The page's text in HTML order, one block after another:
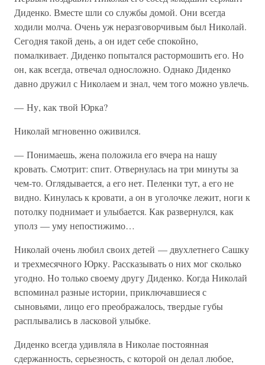
Диденко. Вместе шли со службы домой. Они всегда
ходили молча. Очень уж неразговорчивым был Николай.
Сегодня такой день, а он идет себе спокойно,
помалкивает. Диденко попытался растормошить его. Но
он, как всегда, отвечал односложно. Однако Диденко
давно дружил с Николаем и знал, чем того можно увлечь.
— Ну, как твой Юрка?
Николай мгновенно оживился.
— Понимаешь, жена положила его вчера на нашу
кровать. Смотрит: спит. Отвернулась на три минуты за
чем-то. Оглядывается, а его нет. Пеленки тут, а его не
видно. Кинулась к кровати, а он в уголочке лежит, ноги к
потолку поднимает и улыбается. Как развернулся, как
уполз — уму непостижимо…
Николай очень любил своих детей — двухлетнего Сашку
и трехмесячного Юрку. Рассказывать о них мог сколько
угодно. Но только своему другу Диденко. Когда Николай
вспоминал разные истории, приключавшиеся с
сыновьями, лицо его преображалось, твердые губы
расплывались в ласковой улыбке.
Диденко всегда удивляла в Николае постоянная
сдержанность, серьезность, с которой он делал любое,